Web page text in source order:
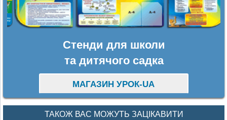
Стенди для школи
та дитячого садка
МАГАЗИН УРОК-UA
ТАКОЖ ВАС МОЖУТЬ ЗАЦІКАВИТИ